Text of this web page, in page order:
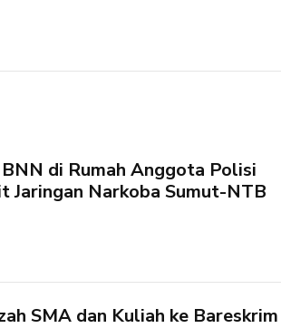
di Rumah Anggota Polisi
Jaringan Narkoba Sumut-NTB
SMA dan Kuliah ke Bareskrim